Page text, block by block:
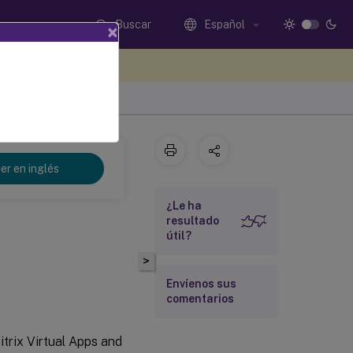
Buscar Español
en inglés
Virtual Apps and
>
¿Le ha
resultado
útil?
Envíenos sus
comentarios
×